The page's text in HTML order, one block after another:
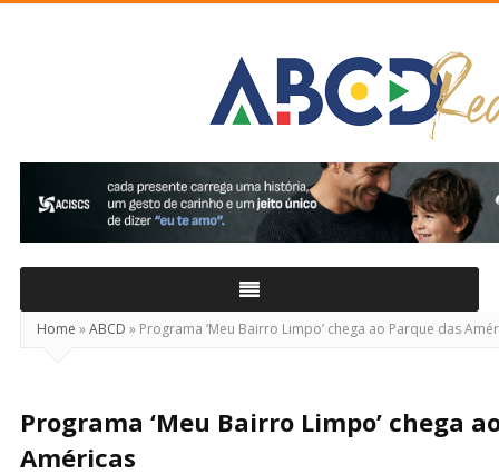
Home »ABCD » Programa ‘Meu Bairro Limpo’ chega ao Parque das
Programa ‘Meu Bairro Limpo’ chega
Américas